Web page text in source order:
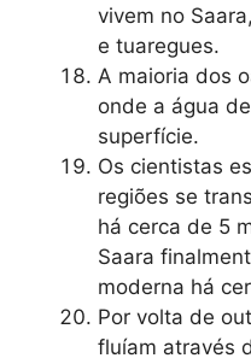
vivem no
e tuaregues.
A maioria dos
onde a água
superfície.
Os cientistas
regiões se
há cerca de 5
Saara
moderna há
Por volta de
fluíam através